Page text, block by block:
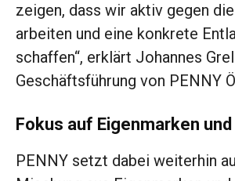
zeigen, dass wir aktiv gegen
arbeiten und eine konkrete
schaffen“, erklärt Johannes
Geschäftsführung von PENNY
Fokus auf Eigenmarken
PENNY setzt dabei weiterhin